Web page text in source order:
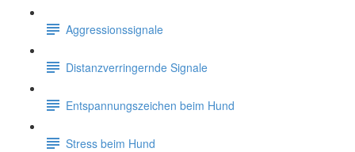
Aggressionssignale
Distanzverringernde Signale
Entspannungszeichen beim Hund
Stress beim Hund